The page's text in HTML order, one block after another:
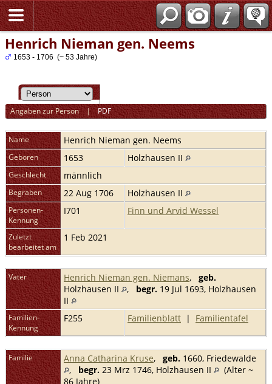
Henrich Nieman gen. Neems
1653 - 1706 (~ 53 Jahre)
Angaben zur Person|PDF
Name Henrich Nieman gen. Neems
Geboren 1653 Holzhausen II
Geschlecht männlich
Begraben 22 Aug 1706 Holzhausen II
Personen-
Kennung
I701 Finn und Arvid Wessel
Zuletzt
bearbeitet am
1 Feb 2021
Vater Henrich Nieman gen. Niemans, geb.
Holzhausen II
, begr. 19 Jul 1693, Holzhausen
II
Familien-
Kennung
F255 Familienblatt | Familientafel
Familie Anna Catharina Kruse, geb. 1660, Friedewalde
, begr. 23 Mrz 1746, Holzhausen II
(Alter ~
86 Jahre)